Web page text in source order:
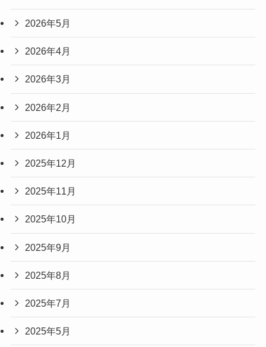
2026年5月
2026年4月
2026年3月
2026年2月
2026年1月
2025年12月
2025年11月
2025年10月
2025年9月
2025年8月
2025年7月
2025年5月